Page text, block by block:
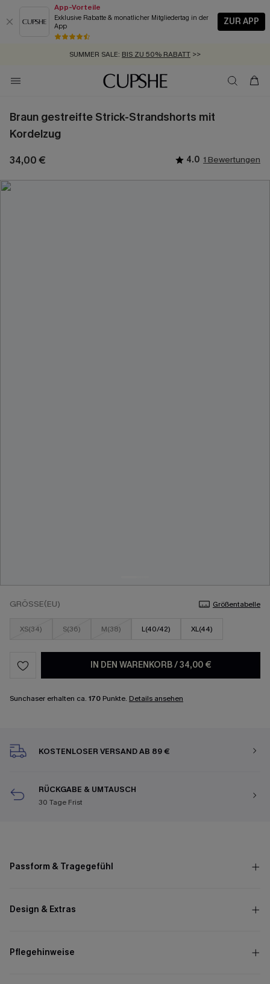
App-Vorteile
Exklusive Rabatte & monatlicher Mitgliedertag in der
App
ZUR APP
GRATIS MASSBAND MIT JEDEM SCHNELLVERSAND-ARTIKEL >>
SUMMER SALE:
ZUM NEWSLETTER:BIS ZU -20% EXTRA ERHALTEN
KOSTENLOSER VERSAND AB 89 €
Braun gestreifte Strick-Strandshorts mit
Kordelzug
34,00 € 4.0 1 Bewertungen
GRÖSSE(EU) Größentabelle
XS(34) S(36) M(38) L(40/42) XL(44)
IN DEN WARENKORB/34,00 €
Sunchaser erhalten ca. 170 Punkte. Details ansehen
KOSTENLOSER VERSAND AB 89 €
RÜCKGABE & UMTAUSCH
30 Tage Frist
Passform & Tragegefühl
Design & Extras
Pflegehinweise